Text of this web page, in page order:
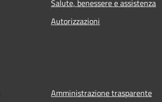
Salute, benessere e assistenza
Autorizzazioni
Amministrazione trasparente